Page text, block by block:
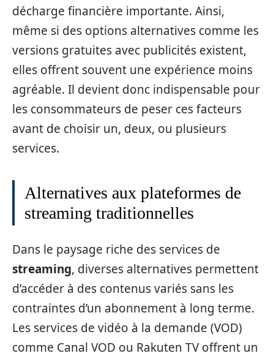
décharge financière importante. Ainsi,
même si des options alternatives comme les
versions gratuites avec publicités existent,
elles offrent souvent une expérience moins
agréable. Il devient donc indispensable pour
les consommateurs de peser ces facteurs
avant de choisir un, deux, ou plusieurs
services.
Alternatives aux plateformes de
streaming traditionnelles
Dans le paysage riche des services de
streaming, diverses alternatives permettent
d’accéder à des contenus variés sans les
contraintes d’un abonnement à long terme.
Les services de vidéo à la demande (VOD)
comme Canal VOD ou Rakuten TV offrent un